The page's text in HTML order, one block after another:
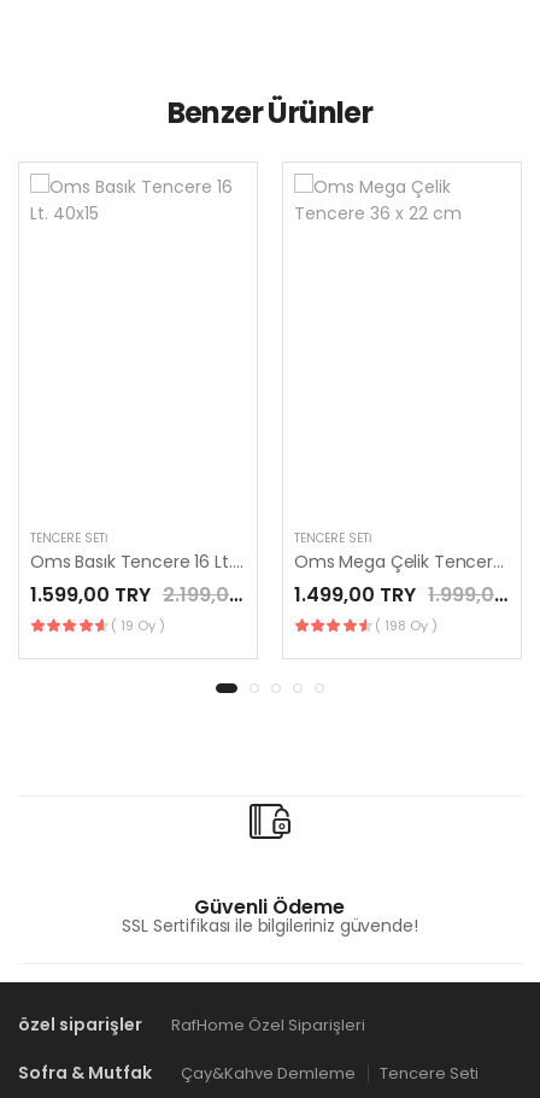
Benzer Ürünler
TENCERE SETI
Oms Basık Tencere 16 Lt. 40x15
1.599,00 TRY 2.199,00 TRY
( 19 Oy )
TENCERE SETI
Oms Mega Çelik Tencere 36 x 22 cm
1.499,00 TRY 1.999,00 TRY
( 198 Oy )
Güvenli Ödeme
SSL Sertifikası ile bilgileriniz güvende!
özel siparişler RafHome Özel Siparişleri
Sofra & Mutfak Çay&Kahve Demleme Tencere Seti